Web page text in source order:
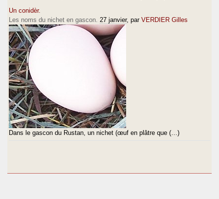
Un conidèr.
Les noms du nichet en gascon. 27 janvier, par VERDIER Gilles
Dans le gascon du Rustan, un nichet (œuf en plâtre que (…)